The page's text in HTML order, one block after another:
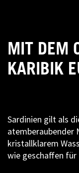
MIT DEM
KARIBIK
Sardinien gilt als
atemberaubender
kristallklarem
wie geschaffen für